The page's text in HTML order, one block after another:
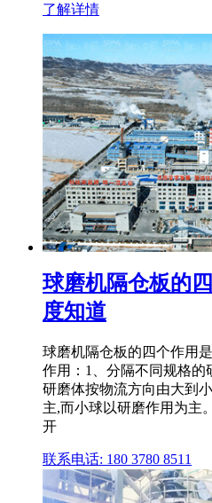
了解详情
球磨机隔仓板的
度知道
球磨机隔仓板的四个作用
作用：1、分隔不同规格
研磨体按物流方向由大到
主,而小球以研磨作用为主
开
联系电话: 180 3780 8511